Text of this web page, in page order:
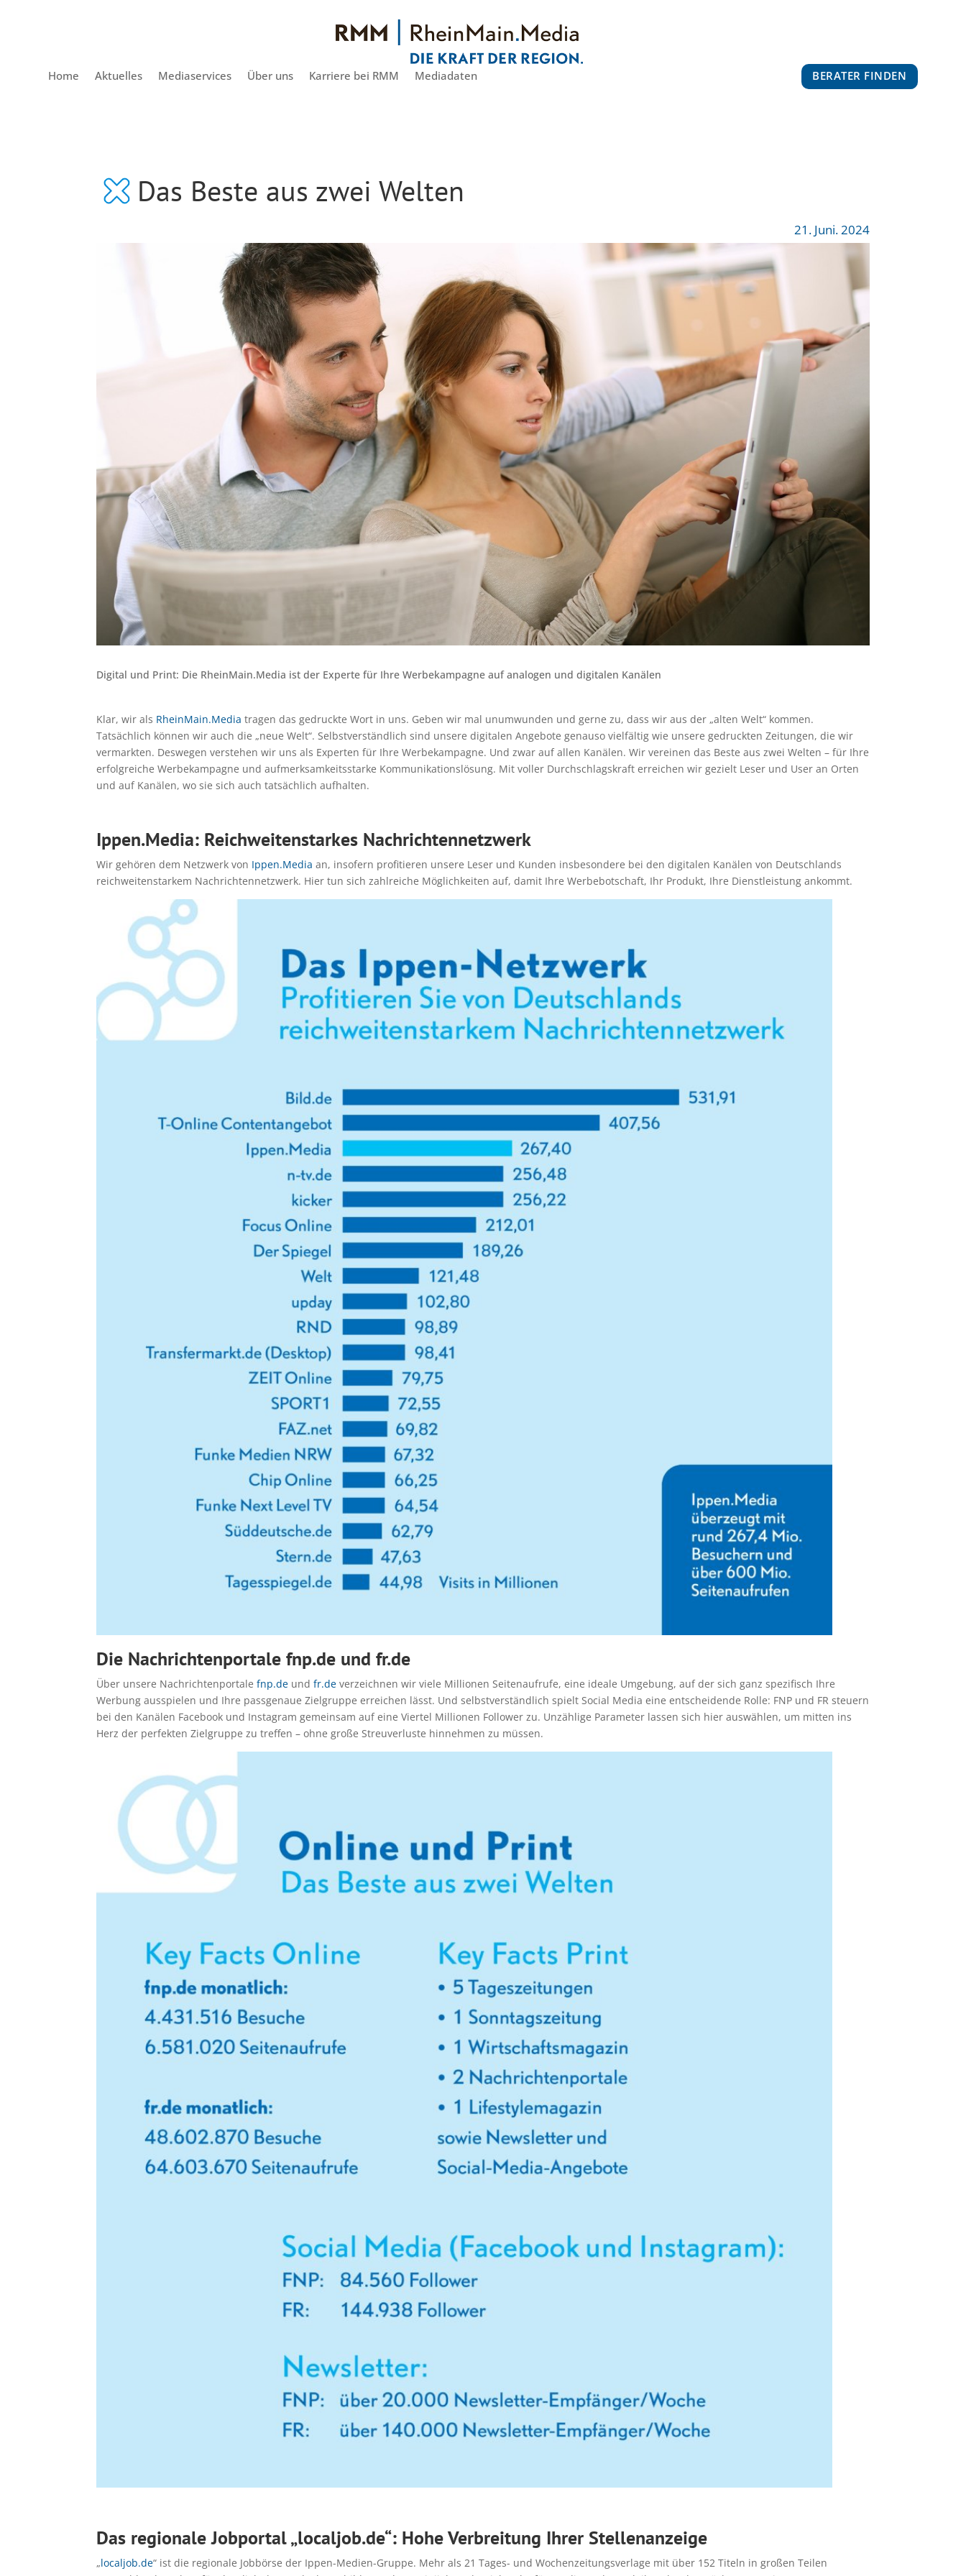
Home Aktuelles Mediaservices Über uns Karriere bei RMM Mediadaten BERATER FINDEN
Das Beste aus zwei Welten
21. Juni. 2024
Digital und Print: Die RheinMain.Media ist der Experte für Ihre Werbekampagne auf analogen und digitalen Kanälen
Klar, wir als RheinMain.Media tragen das gedruckte Wort in uns. Geben wir mal unumwunden und gerne zu, dass wir aus der „alten Welt“ kommen.
Tatsächlich können wir auch die „neue Welt“. Selbstverständlich sind unsere digitalen Angebote genauso vielfältig wie unsere gedruckten Zeitungen, die wir
vermarkten. Deswegen verstehen wir uns als Experten für Ihre Werbekampagne. Und zwar auf allen Kanälen. Wir vereinen das Beste aus zwei Welten – für Ihre
erfolgreiche Werbekampagne und aufmerksamkeitsstarke Kommunikationslösung. Mit voller Durchschlagskraft erreichen wir gezielt Leser und User an Orten
und auf Kanälen, wo sie sich auch tatsächlich aufhalten.
Ippen.Media: Reichweitenstarkes Nachrichtennetzwerk
Wir gehören dem Netzwerk von Ippen.Media an, insofern profitieren unsere Leser und Kunden insbesondere bei den digitalen Kanälen von Deutschlands
reichweitenstarkem Nachrichtennetzwerk. Hier tun sich zahlreiche Möglichkeiten auf, damit Ihre Werbebotschaft, Ihr Produkt, Ihre Dienstleistung ankommt.
Die Nachrichtenportale fnp.de und fr.de
Über unsere Nachrichtenportalefnp.de undfr.de verzeichnen wir viele Millionen Seitenaufrufe, eine ideale Umgebung, auf der sich ganz spezifisch Ihre
Werbung ausspielen und Ihre passgenaue Zielgruppe erreichen lässt. Und selbstverständlich spielt Social Media eine entscheidende Rolle: FNP und FR steuern
bei den Kanälen Facebook und Instagram gemeinsam auf eine Viertel Millionen Follower zu. Unzählige Parameter lassen sich hier auswählen, um mitten ins
Herz der perfekten Zielgruppe zu treffen – ohne große Streuverluste hinnehmen zu müssen.
Das regionale Jobportal „localjob.de“: Hohe Verbreitung Ihrer Stellenanzeige
„localjob.de“ ist die regionale Jobbörse der Ippen-Medien-Gruppe. Mehr als 21 Tages- und Wochenzeitungsverlage mit über 152 Titeln in großen Teilen